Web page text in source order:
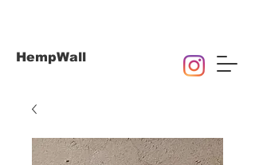
HempWall